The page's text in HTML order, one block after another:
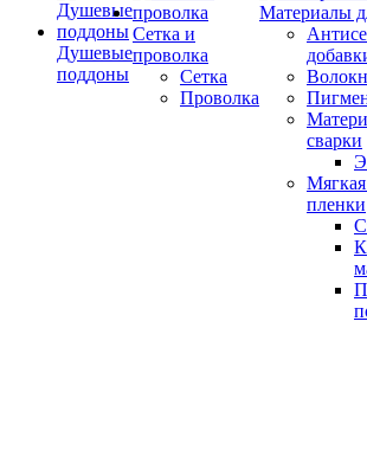
Душевые
поддоны
Сетка и
проволка
Сетка
Проволка
Материалы
сварки
пленки